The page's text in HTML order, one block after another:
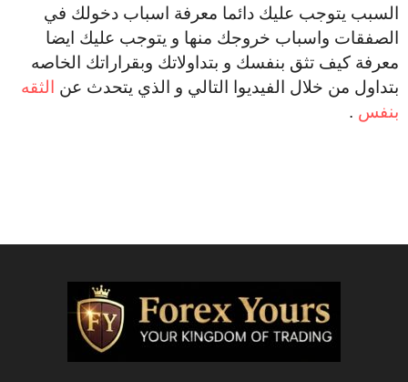
السبب يتوجب عليك دائما معرفة اسباب دخولك في
الصفقات واسباب خروجك منها و يتوجب عليك ايضا
معرفة كيف تثق بنفسك و بتداولاتك وبقراراتك الخاصه
بتداول من خلال الفيديوا التالي و الذي يتحدث عن
الثقه
بنفس .